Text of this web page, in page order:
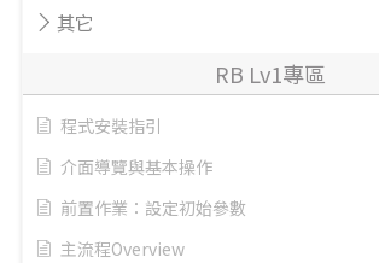
其它
RB Lv1專區
程式安裝指引
介面導覽與基本操作
前置作業：設定初始參數
主流程Overview